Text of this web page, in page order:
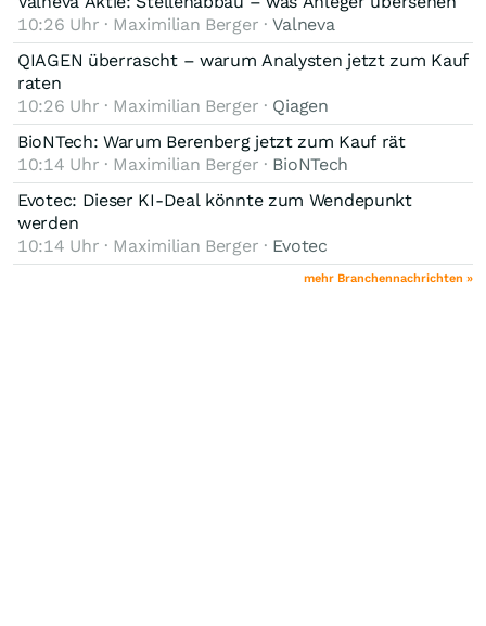
10:26 Uhr · Maximilian Berger ·Valneva
QIAGEN überrascht – warum Analysten jetzt zum Kauf
raten
10:26 Uhr · Maximilian Berger · Qiagen
BioNTech: Warum Berenberg jetzt zum Kauf rät
10:14 Uhr · Maximilian Berger · BioNTech
Evotec: Dieser KI-Deal könnte zum Wendepunkt
werden
10:14 Uhr · Maximilian Berger · Evotec
mehr Branchennachrichten »